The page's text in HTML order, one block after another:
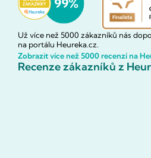
Už více než 5000 zákazníků nás
na portálu Heureka.cz.
Zobrazit více než 5000 recenzí na
Recenze zákazníků z